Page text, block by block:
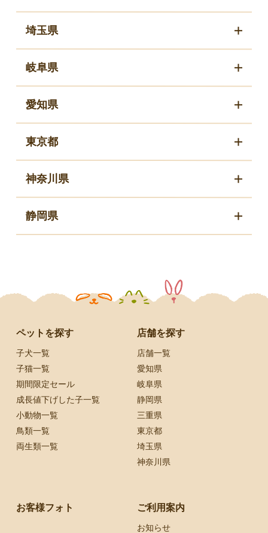
埼玉県
岐阜県
愛知県
東京都
神奈川県
静岡県
ペットを探す
子犬一覧
子猫一覧
期間限定セール
成長値下げした子一覧
小動物一覧
鳥類一覧
両生類一覧
店舗を探す
店舗一覧
愛知県
岐阜県
静岡県
三重県
東京都
埼玉県
神奈川県
お客様フォト ご利用案内
お知らせ